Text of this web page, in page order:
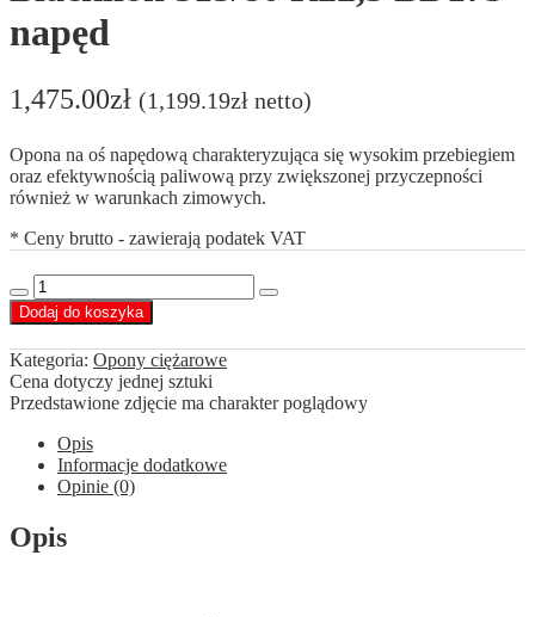
napęd
1,475.00zł (1,199.19zł netto)
Opona na oś napędową charakteryzująca się wysokim przebiegiem
oraz efektywnością paliwową przy zwiększonej przyczepności
również w warunkach zimowych.
* Ceny brutto - zawierają podatek VAT
Decrease
quantity
ilość
Blacklion
315/80
R22,5
BD175
napęd
Increase
Dodaj do koszyka
Kategoria: Opony ciężarowe
Cena dotyczy jednej sztuki
Przedstawione zdjęcie ma charakter poglądowy
Opis
Informacje dodatkowe
Opinie (0)
Opis